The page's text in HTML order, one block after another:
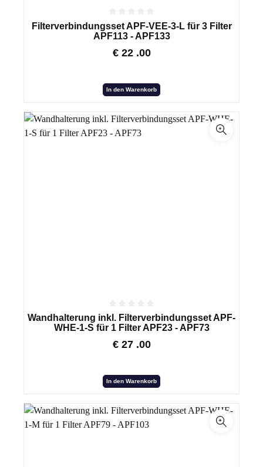
Filterverbindungsset APF-VEE-3-L für 3 Filter
APF113 - APF133
€ 22 .00
In den Warenkorb
Wandhalterung inkl. Filterverbindungsset APF-
WHE-1-S für 1 Filter APF23 - APF73
€ 27 .00
In den Warenkorb